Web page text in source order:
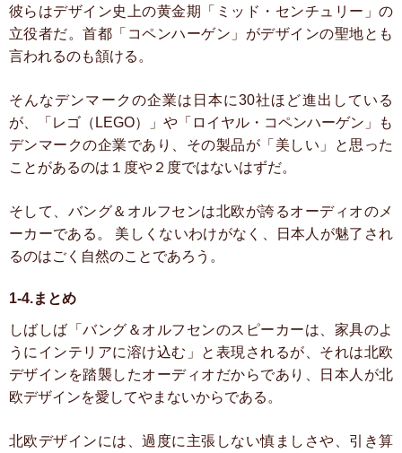
彼らはデザイン史上の黄金期「ミッド・センチュリー」の
立役者だ。首都「コペンハーゲン」がデザインの聖地とも
言われるのも頷ける。
そんなデンマークの企業は日本に30社ほど進出している
が、「レゴ（LEGO）」や「ロイヤル・コペンハーゲン」も
デンマークの企業であり、その製品が「美しい」と思った
ことがあるのは１度や２度ではないはずだ。
そして、バング＆オルフセンは北欧が誇るオーディオのメ
ーカーである。
美しくないわけがなく、日本人が魅了され
るのはごく自然のことであろう。
1-4.まとめ
しばしば「バング＆オルフセンのスピーカーは、家具のよ
うにインテリアに溶け込む」と表現されるが、それは北欧
デザインを踏襲したオーディオだからであり、日本人が北
欧デザインを愛してやまないからである。
北欧デザインには、過度に主張しない慎ましさや、引き算